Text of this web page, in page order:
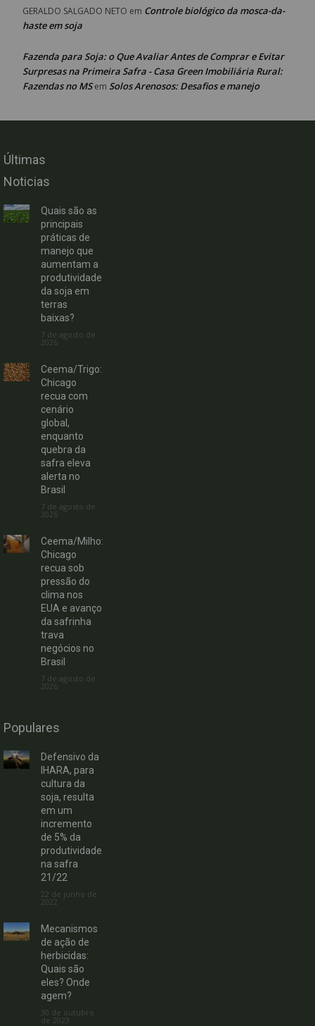
GERALDO SALGADO NETO em Controle biológico da mosca-da-
haste em soja
Fazenda para Soja: o Que Avaliar Antes de Comprar e Evitar
Surpresas na Primeira Safra - Casa Green Imobiliária Rural:
Fazendas no MSem Solos Arenosos: Desafios e manejo
Últimas
Noticias
Quais são as
principais
práticas de
manejo que
aumentam a
produtividade
da soja em
terras
baixas?
7 de agosto de
2026
Ceema/Trigo:
Chicago
recua com
cenário
global,
enquanto
quebra da
safra eleva
alerta no
Brasil
7 de agosto de
2026
Ceema/Milho:
Chicago
recua sob
pressão do
clima nos
EUA e avanço
da safrinha
trava
negócios no
Brasil
7 de agosto de
2026
Populares
Defensivo da
IHARA, para
cultura da
soja, resulta
em um
incremento
de 5% da
produtividade
na safra
21/22
22 de junho de
2022
Mecanismos
de ação de
herbicidas:
Quais são
eles? Onde
agem?
30 de outubro
de 2023